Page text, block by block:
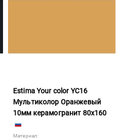
Estima Your color YC16
Мультиколор Оранжевый
10мм керамогранит 80x160
Материал: